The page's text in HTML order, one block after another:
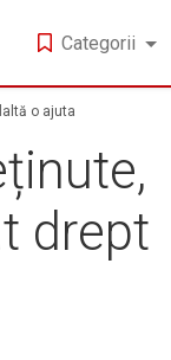
Categorii
o ajuta
drept